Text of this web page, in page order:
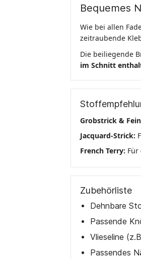
Bequemes
Wie bei allen
zeitraubende
Die beiliegende
im Schnitt
Grobstrick &
Jacquard-Strick:
French Terry:
Zubehörliste
Dehnbare
Passende
Vlieseline
Passendes